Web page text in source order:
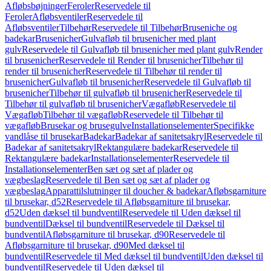
AfløbsbøjningerFerolerReservedele til
FerolerAfløbsventilerReservedele til
AfløbsventilerTilbehørReservedele til TilbehørBruseniche og
badekarBrusenicherGulvafløb til brusenicher med plant
gulvReservedele til Gulvafløb til brusenicher med plant gulvRender
til brusenicherReservedele til Render til brusenicherTilbehør til
render til brusenicherReservedele til Tilbehør til render til
brusenicherGulvafløb til brusenicherReservedele til Gulvafløb til
brusenicherTilbehør til gulvafløb til brusenicherReservedele til
Tilbehør til gulvafløb til brusenicherVægafløbReservedele til
VægafløbTilbehør til vægafløbReservedele til Tilbehør til
vægafløbBrusekar og brusegulveInstallationselementerSpecifikke
vandlåse til brusekarBadekarBadekar af sanitetsakrylReservedele til
Badekar af sanitetsakrylRektangulære badekarReservedele til
Rektangulære badekarInstallationselementerReservedele til
InstallationselementerBen sæt og sæt af plader og
vægbeslagReservedele til Ben sæt og sæt af plader og
vægbeslagApparattilslutninger til doucher & badekarAfløbsgarniture
til brusekar, d52Reservedele til Afløbsgarniture til brusekar,
d52Uden dæksel til bundventilReservedele til Uden dæksel til
bundventilDæksel til bundventilReservedele til Dæksel til
bundventilAfløbsgarniture til brusekar, d90Reservedele til
Afløbsgarniture til brusekar, d90Med dæksel til
bundventilReservedele til Med dæksel til bundventilUden dæksel til
bundventilReservedele til Uden dæksel til